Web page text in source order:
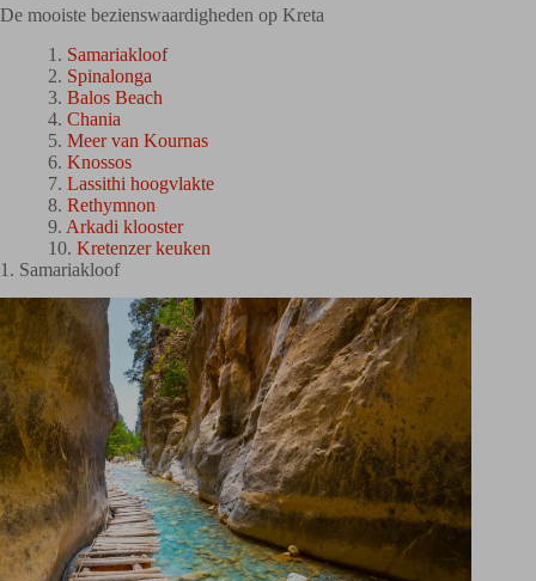
De mooiste bezienswaardigheden op Kreta
Samariakloof
Spinalonga
Balos Beach
Chania
Meer van Kournas
Knossos
Lassithi hoogvlakte
Rethymnon
Arkadi klooster
Kretenzer keuken
1. Samariakloof